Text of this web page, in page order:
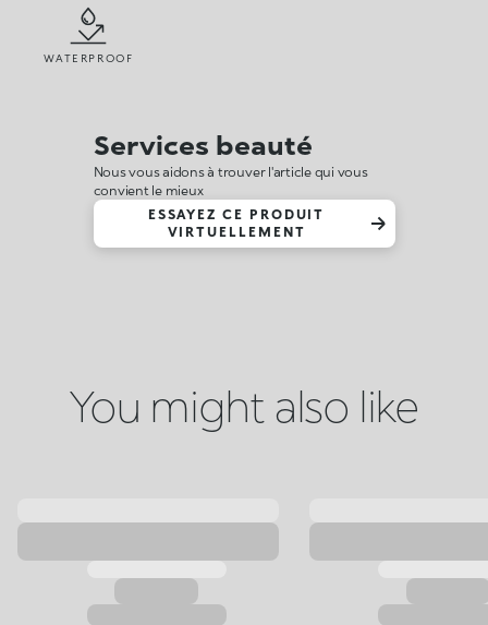
WATERPROOF
Services beauté
Nous vous aidons à trouver l'article qui vous
convient le mieux
ESSAYEZ CE PRODUIT
VIRTUELLEMENT
You might also like